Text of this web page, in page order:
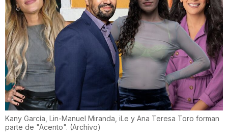
Kany García, Lin-Manuel Miranda, iLe y Ana Teresa Toro forman
parte de "Acento". (Archivo)